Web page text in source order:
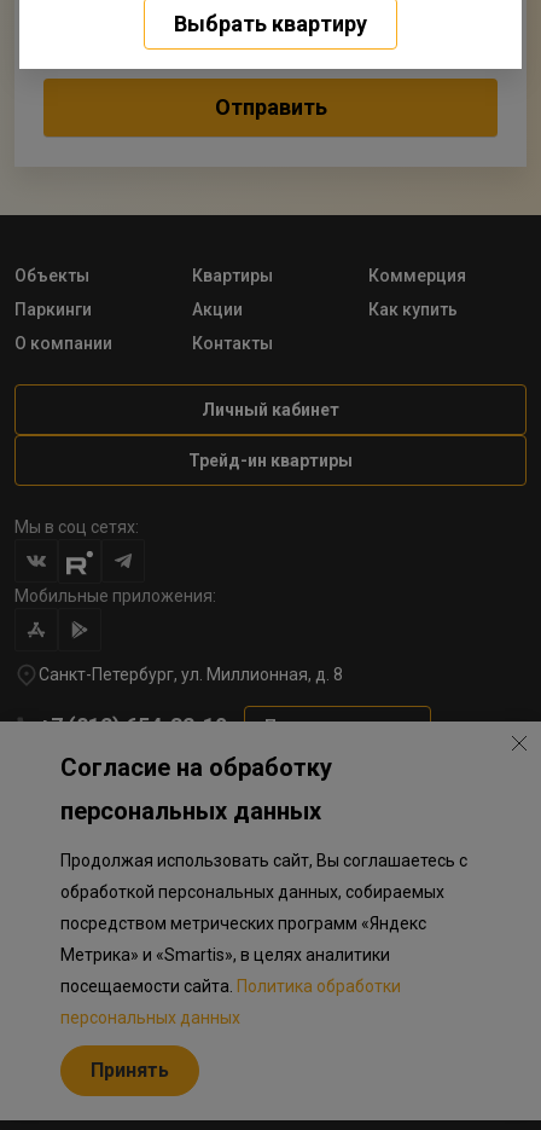
Согласен на получениерекламно-информационных
Объекты Квартиры
Коммерция
Паркинги
Акции
Как купить
О компании
Контакты
Личный кабинет
Трейд-ин квартиры
Мы в соц сетях:
Мобильные приложения:
Санкт-Петербург, ул. Миллионная, д. 8
+7 (812) 654-32-10 Перезвоните мне
lst@78stroy.ru
Политика обработки персональных данных
Информация о плановом направлении средств
Правила программы лояльности
Разработка сайта «Пикмедиа»
Информация, представленная на сайте, носит исключительно
ознакомительный характер, не является публичной офертой,
Российской Федерации. Представленные изображения объектов
долевого строительства носят предварительный ознакомительный
характер и могут отличаться от фактических проектных решений,
Выбрать квартиру
Согласие на обработку
персональных данных
Продолжая использовать сайт, Вы соглашаетесь с
обработкой персональных данных, собираемых
посредством метрических программ «Яндекс
Метрика» и «Smartis», в целях аналитики
посещаемости сайта. Политика обработки
персональных данных
Принять